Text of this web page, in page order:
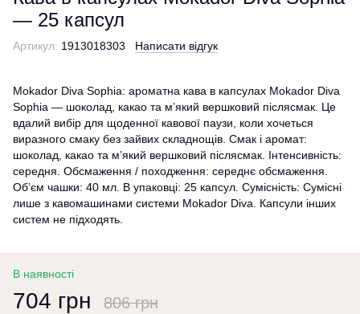
— 25 капсул
Артикул: 1913018303 Написати відгук
Mokador Diva Sophia: ароматна кава в капсулах Mokador Diva
Sophia — шоколад, какао та м’який вершковий післясмак. Це
вдалий вибір для щоденної кавової паузи, коли хочеться
виразного смаку без зайвих складнощів. Смак і аромат:
шоколад, какао та м’який вершковий післясмак. Інтенсивність:
середня. Обсмаження / походження: середнє обсмаження.
Об’єм чашки: 40 мл. В упаковці: 25 капсул. Сумісність: Сумісні
лише з кавомашинами системи Mokador Diva. Капсули інших
систем не підходять.
В наявності
704 грн 806 грн